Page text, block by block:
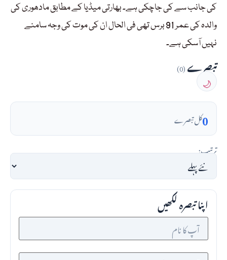
کی جانب سے کی جاچکی ہے۔ بھارتی میڈیا کے مطابق مادھوری کی
والدہ کی عمر 91 برس تھی فی الحال ان کی موت کی وجہ سامنے
نہیں آسکی ہے۔
تبصرے(0)
🌙
0کل تبصرے
ترتیب:
اپنا تبصرہ لکھیں